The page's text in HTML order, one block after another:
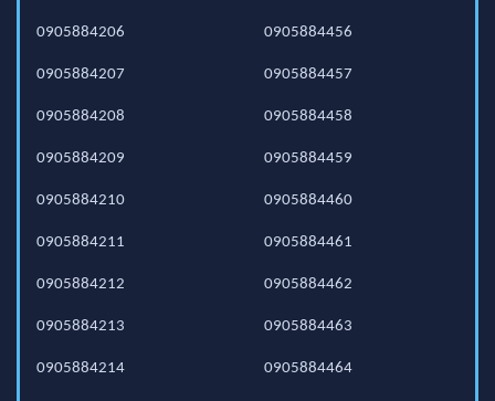
0905884206
0905884207
0905884208
0905884209
0905884210
0905884211
0905884212
0905884213
0905884214
0905884456
0905884457
0905884458
0905884459
0905884460
0905884461
0905884462
0905884463
0905884464